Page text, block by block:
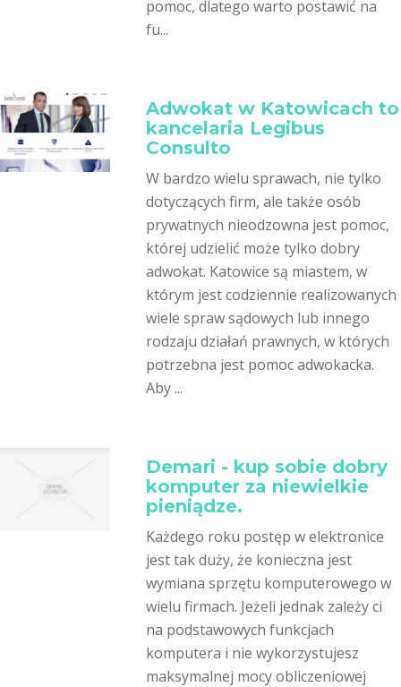
pomoc, dlatego warto postawić na
fu...
Adwokat w Katowicach to
kancelaria Legibus
Consulto
W bardzo wielu sprawach, nie tylko
dotyczących firm, ale także osób
prywatnych nieodzowna jest pomoc,
której udzielić może tylko dobry
adwokat. Katowice są miastem, w
którym jest codziennie realizowanych
wiele spraw sądowych lub innego
rodzaju działań prawnych, w których
potrzebna jest pomoc adwokacka.
Aby ...
Demari - kup sobie dobry
komputer za niewielkie
pieniądze.
Każdego roku postęp w elektronice
jest tak duży, że konieczna jest
wymiana sprzętu komputerowego w
wielu firmach. Jeżeli jednak zależy ci
na podstawowych funkcjach
komputera i nie wykorzystujesz
maksymalnej mocy obliczeniowej